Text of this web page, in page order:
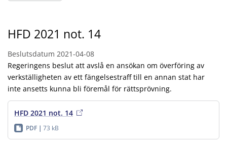
HFD 2021 not. 14
Beslutsdatum 2021-04-08
Regeringens beslut att avslå en ansökan om överföring av
verkställigheten av ett fängelsestraff till en annan stat har
inte ansetts kunna bli föremål för rättsprövning.
HFD 2021 not. 14
PDF 73 kB